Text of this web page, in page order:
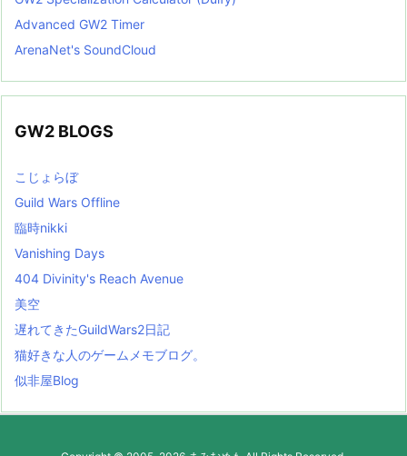
Advanced GW2 Timer
ArenaNet's SoundCloud
GW2 BLOGS
こじょらぼ
Guild Wars Offline
臨時nikki
Vanishing Days
404 Divinity's Reach Avenue
美空
遅れてきたGuildWars2日記
猫好きな人のゲームメモブログ。
似非屋Blog